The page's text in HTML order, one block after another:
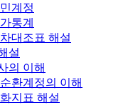
계정
통계
대조표 해설
설
의 이해
환계정의 이해
지표 해설